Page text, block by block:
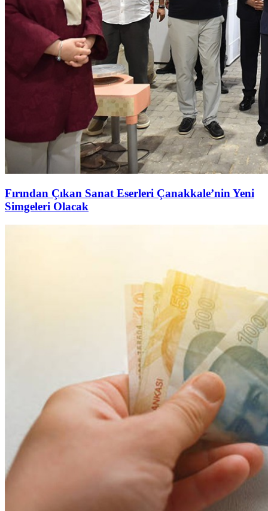
Fırından Çıkan Sanat Eserleri Çanakkale’nin Yeni
Simgeleri Olacak